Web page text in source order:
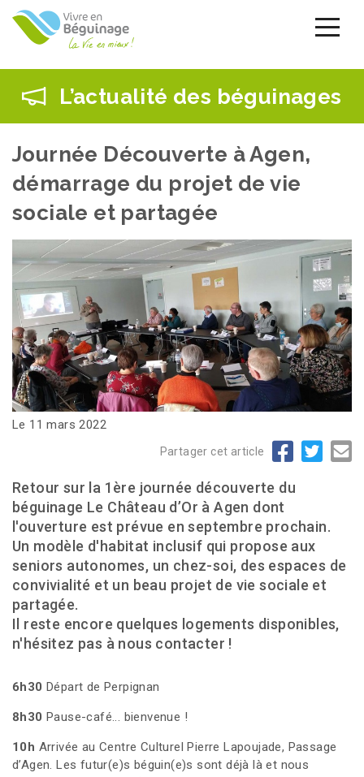
Aller
contenu
L’actualité des béguinages
Journée Découverte à Agen,
démarrage du projet de vie
sociale et partagée
Le 11 mars 2022
Partager cet article
Retour sur la 1ère journée découverte du
béguinage Le Château d’Or à Agen dont
l'ouverture est prévue en septembre prochain.
Un modèle d'habitat inclusif qui propose aux
seniors autonomes, un chez-soi, des espaces de
convivialité et un beau projet de vie sociale et
partagée.
Il reste encore quelques logements disponibles,
n'hésitez pas à nous contacter !
6h30 Départ de Perpignan
8h30 Pause-café... bienvenue !
10h Arrivée au Centre Culturel Pierre Lapoujade, Passage
d’Agen. Les futur(e)s béguin(e)s sont déjà là et nous